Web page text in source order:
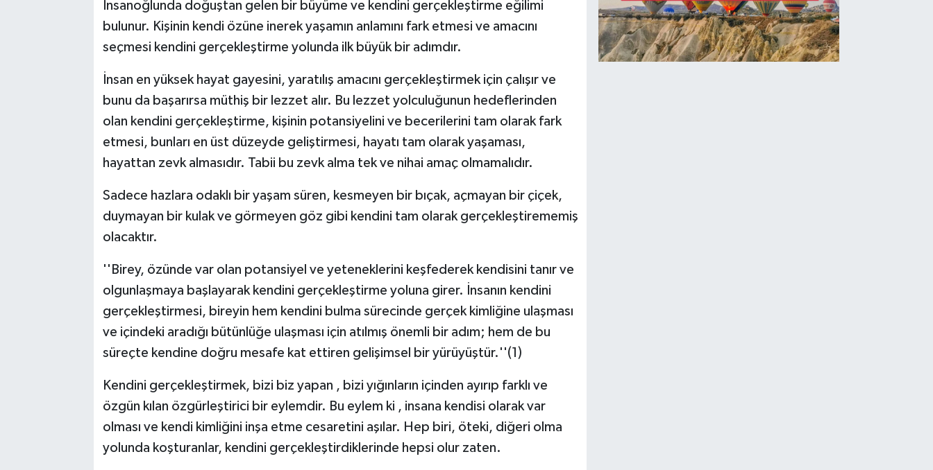
İnsanoğlunda doğuştan gelen bir büyüme ve kendini gerçekleştirme eğilimi
bulunur. Kişinin kendi özüne inerek yaşamın anlamını fark etmesi ve amacını
seçmesi kendini gerçekleştirme yolunda ilk büyük bir adımdır.
İnsan en yüksek hayat gayesini, yaratılış amacını gerçekleştirmek için çalışır ve
bunu da başarırsa müthiş bir lezzet alır. Bu lezzet yolculuğunun hedeflerinden
olan kendini gerçekleştirme, kişinin potansiyelini ve becerilerini tam olarak fark
etmesi, bunları en üst düzeyde geliştirmesi, hayatı tam olarak yaşaması,
hayattan zevk almasıdır. Tabii bu zevk alma tek ve nihai amaç olmamalıdır.
Sadece hazlara odaklı bir yaşam süren, kesmeyen bir bıçak, açmayan bir çiçek,
duymayan bir kulak ve görmeyen göz gibi kendini tam olarak gerçekleştirememiş
olacaktır.
''Birey, özünde var olan potansiyel ve yeteneklerini keşfederek kendisini tanır ve
olgunlaşmaya başlayarak kendini gerçekleştirme yoluna girer. İnsanın kendini
gerçekleştirmesi, bireyin hem kendini bulma sürecinde gerçek kimliğine ulaşması
ve içindeki aradığı bütünlüğe ulaşması için atılmış önemli bir adım; hem de bu
süreçte kendine doğru mesafe kat ettiren gelişimsel bir yürüyüştür.''(1)
Kendini gerçekleştirmek, bizi biz yapan , bizi yığınların içinden ayırıp farklı ve
özgün kılan özgürleştirici bir eylemdir. Bu eylem ki , insana kendisi olarak var
olması ve kendi kimliğini inşa etme cesaretini aşılar. Hep biri, öteki, diğeri olma
yolunda koşturanlar, kendini gerçekleştirdiklerinde hepsi olur zaten.